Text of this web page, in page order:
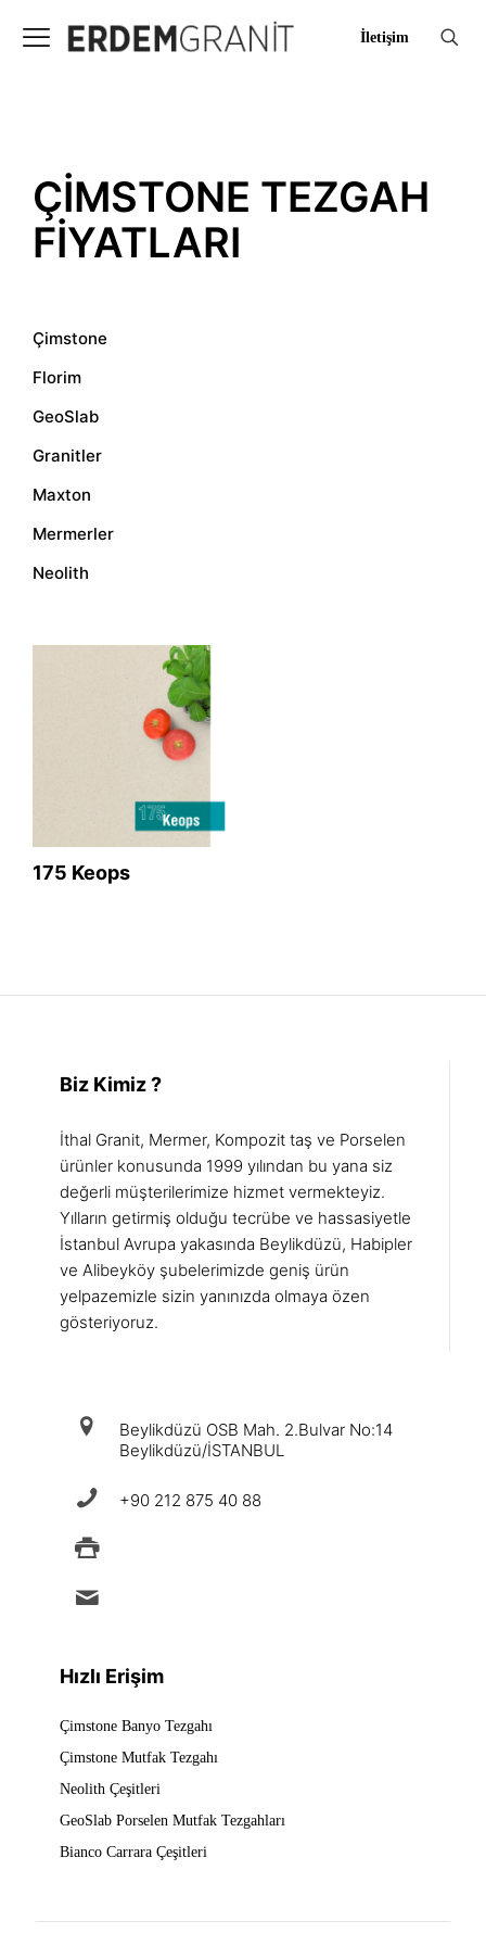
İletişim
ÇIMSTONE TEZGAH
FIYATLARI
Çimstone
Florim
GeoSlab
Granitler
Maxton
Mermerler
Neolith
175 Keops
Biz Kimiz ?
İthal Granit, Mermer, Kompozit taş ve Porselen
ürünler konusunda 1999 yılından bu yana siz
değerli müşterilerimize hizmet vermekteyiz.
Yılların getirmiş olduğu tecrübe ve hassasiyetle
İstanbul Avrupa yakasında Beylikdüzü, Habipler
ve Alibeyköy şubelerimizde geniş ürün
yelpazemizle sizin yanınızda olmaya özen
gösteriyoruz.
Beylikdüzü OSB Mah. 2.Bulvar No:14
Beylikdüzü/İSTANBUL
+90 212 875 40 88
Hızlı Erişim
Çimstone Banyo Tezgahı
Çimstone Mutfak Tezgahı
Neolith Çeşitleri
GeoSlab Porselen Mutfak Tezgahları
Bianco Carrara Çeşitleri